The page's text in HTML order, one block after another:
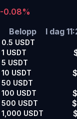
-0.08%
Belopp
I dag
0.5 USDT
1 USDT
5 USDT
10 USDT
50 USDT
100 USDT
500 USDT
1,000 USDT